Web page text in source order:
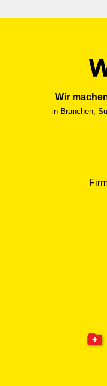
Wir
in Branchen,